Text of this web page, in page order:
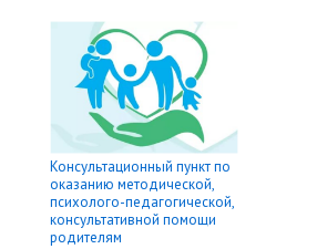
Консультационный пункт по
оказанию методической,
психолого-педагогической,
консультативной помощи
родителям